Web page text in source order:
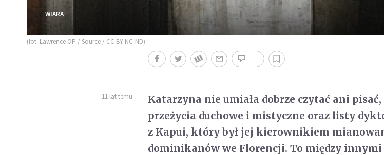
WIARA
(fot. Lawrence OP / Source / CC BY-NC-ND)
11 lat temu
Katarzyna nie umiała dobrze czytać ani
przeżycia duchowe i mistyczne oraz listy
z Kapui, który był jej kierownikiem
dominikanów we Florencji. To między